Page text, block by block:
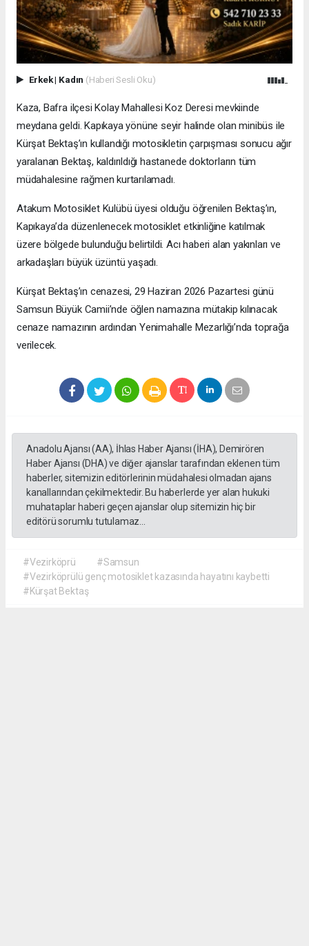
Erkek| Kadın (Haberi Sesli Oku)
Kaza, Bafra ilçesi Kolay Mahallesi Koz Deresi mevkiinde
meydana geldi. Kapıkaya yönüne seyir halinde olan minibüs ile
Kürşat Bektaş’ın kullandığı motosikletin çarpışması sonucu ağır
yaralanan Bektaş, kaldırıldığı hastanede doktorların tüm
müdahalesine rağmen kurtarılamadı.
Atakum Motosiklet Kulübü üyesi olduğu öğrenilen Bektaş’ın,
Kapıkaya’da düzenlenecek motosiklet etkinliğine katılmak
üzere bölgede bulunduğu belirtildi. Acı haberi alan yakınları ve
arkadaşları büyük üzüntü yaşadı.
Kürşat Bektaş’ın cenazesi, 29 Haziran 2026 Pazartesi günü
Samsun Büyük Camii’nde öğlen namazına mütakip kılınacak
cenaze namazının ardından Yenimahalle Mezarlığı’nda toprağa
verilecek.
Anadolu Ajansı (AA), İhlas Haber Ajansı (İHA), Demirören
Haber Ajansı (DHA) ve diğer ajanslar tarafından eklenen tüm
haberler, sitemizin editörlerinin müdahalesi olmadan ajans
kanallarından çekilmektedir. Bu haberlerde yer alan hukuki
muhataplar haberi geçen ajanslar olup sitemizin hiç bir
editörü sorumlu tutulamaz...
#Vezirköprü
#Samsun
#Vezirköprülü genç motosiklet kazasında hayatını kaybetti
#Kürşat Bektaş